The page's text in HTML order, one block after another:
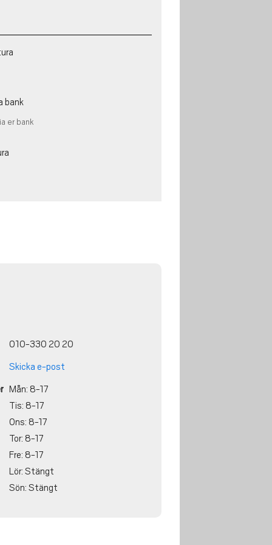
bank
er bank
010-330 20 20
Skicka e-post
Mån: 8-17
Tis: 8-17
Ons: 8-17
Tor: 8-17
Fre: 8-17
Lör: Stängt
Sön: Stängt